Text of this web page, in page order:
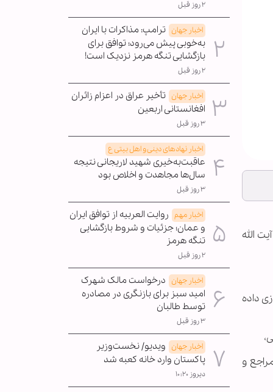
الله
داده
و
۲ روز قبل
اخبار جهان ترامپ: مذاکرات با ایران
به‌خوبی پیش می‌رود؛ توافق برای
بازگشایی تنگه هرمز نزدیک است!
۲ روز قبل
اخبار جهان تأخیر عراق در اعزام زائران
افغانستانی اربعین
۳ روز قبل
اخبار نهادهای دینی و اهل بیتی ع
عاقبت‌به‌خیری شهید لاریجانی نتیجه
سال‌ها مجاهدت و اخلاص بود
۳ روز قبل
اخبار مهم روایت العربیه از توافق ایران
و عمان؛ جزئیات و شروط بازگشایی
تنگه هرمز
۲ روز قبل
اخبار جهان درخواست مالک شهرک
امید سبز برای بازنگری در مصادره
توسط طالبان
۳ روز قبل
اخبار جهان ویدیو/ نخست‌وزیر
پاکستان وارد خانه کعبه شد
دیروز ۱۰:۲۰